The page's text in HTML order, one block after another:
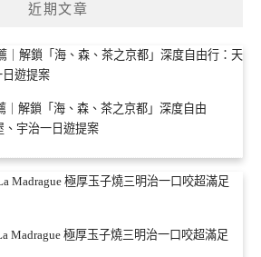
近期文章
｜解鎖「海、森、茶之京都」深度自由
、宇治一日遊提案
Madrague 極厚玉子燒三明治一口咬超滿足